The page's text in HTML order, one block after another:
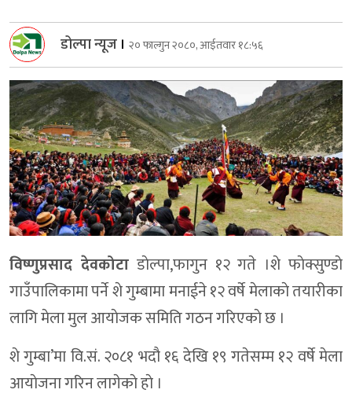
डोल्पा न्यूज । २० फाल्गुन २०८०, आईतवार १८:५६
विष्णुप्रसाद देवकोटाडाेल्पा,फागुन १२ गते ।शे फाेक्सुण्डाे
गाउँपालिकामा पर्ने शे गुम्बामा मनाईने १२ वर्षे मेलाकाे तयारीका
लागि मेला मुल आयाेजक समिति गठन गरिएकाे छ ।
शे गुम्बा’मा वि.सं. २०८१ भदौ १६ देखि १९ गतेसम्म १२ वर्षे मेला
आयाेजना गरिन लागेकाे हाे ।